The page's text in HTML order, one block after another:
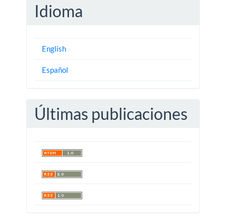
Idioma
English
Español
Últimas publicaciones